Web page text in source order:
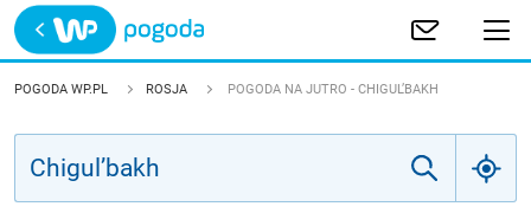
Trwa ładowanie
POLSKA
POGODA WP.PL ROSJA POGODA NA JUTRO - CHIGUL’BAKH